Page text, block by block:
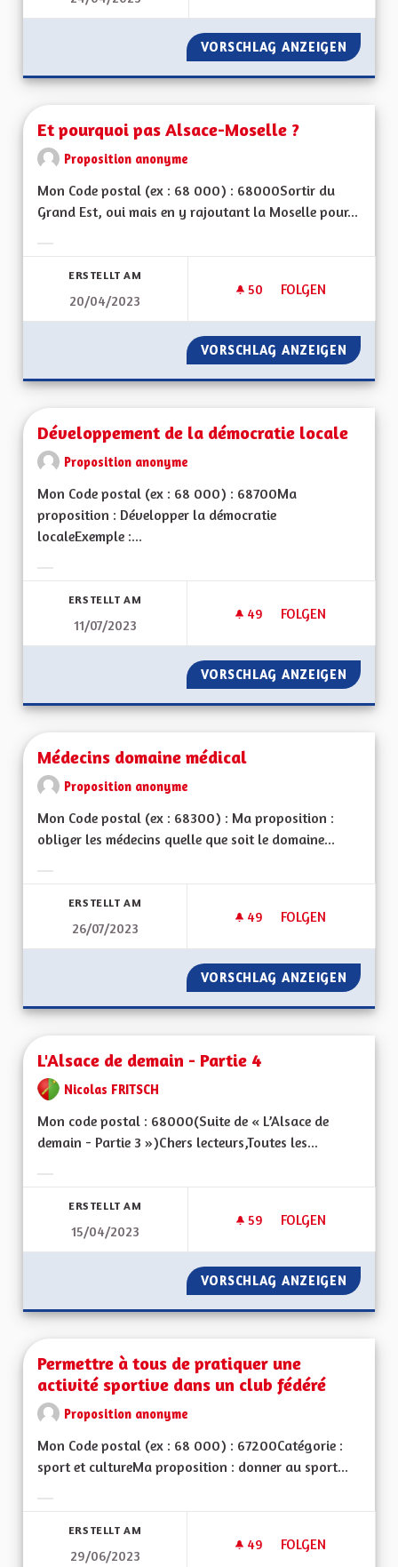
VORSCHLAG ANZEIGEN
Et pourquoi pas Alsace-Moselle ?
Proposition anonyme
Mon Code postal (ex : 68 000) : 68000Sortir du
Grand Est, oui mais en y rajoutant la Moselle pour...
ERSTELLT AM
20/04/2023
50 50 FOLLOWER
FOLGEN
ET POURQUOI PAS
VORSCHLAG ANZEIGEN ET
Développement de la démocratie locale
Proposition anonyme
Mon Code postal (ex : 68 000) : 68700Ma
proposition : Développer la démocratie
localeExemple :...
ERSTELLT AM
11/07/2023
49 49 FOLLOWER
FOLGEN
DÉVELOPPEMENT
VORSCHLAG ANZEIGEN
Médecins domaine médical
Proposition anonyme
Mon Code postal (ex : 68300) : Ma proposition :
obliger les médecins quelle que soit le domaine...
ERSTELLT AM
26/07/2023
49 49 FOLLOWER
FOLGEN
MÉDECINS
VORSCHLAG ANZEIGEN
L'Alsace de demain - Partie 4
Nicolas FRITSCH
Mon code postal : 68000(Suite de « L’Alsace de
demain - Partie 3 »)Chers lecteurs,Toutes les...
ERSTELLT AM
15/04/2023
59 59 FOLLOWER
FOLGEN
L'ALSACE DE
VORSCHLAG ANZEIGEN
Permettre à tous de pratiquer une
activité sportive dans un club fédéré
Proposition anonyme
Mon Code postal (ex : 68 000) : 67200Catégorie :
sport et cultureMa proposition : donner au sport...
ERSTELLT AM
29/06/2023
49 49 FOLLOWER
FOLGEN
PERMETTRE À